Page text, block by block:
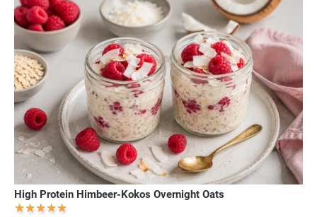
High Protein Himbeer-Kokos Overnight Oats